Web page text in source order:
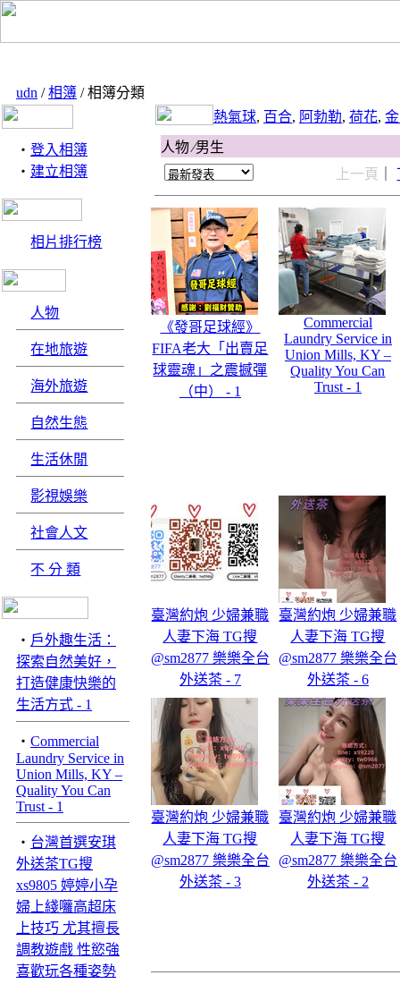
udn /相簿 / 相簿分類
‧ 登入相簿
‧ 建立相簿
相片排行榜
人物
在地旅遊
海外旅遊
自然生態
生活休閒
影視娛樂
社會人文
不 分 類
‧ 戶外趣生活：
探索自然美好，
打造健康快樂的
生活方式 - 1
‧ Commercial
Laundry Service in
Union Mills, KY –
Quality You Can
Trust - 1
‧ 台灣首選安琪
外送茶TG搜
xs9805 婷婷小孕
婦上綫囖高超床
上技巧 尤其擅長
調教遊戲 性慾強
喜歡玩各種姿勢
熱氣球, 百合, 阿勃勒, 荷花,
人物 ∕男生
上一頁
｜
《發哥足球經》
FIFA老大「出賣足
球靈魂」之震撼彈
（中） - 1
Commercial
Laundry Service in
Union Mills, KY –
Quality You Can
Trust - 1
臺灣約炮 少婦兼職
人妻下海 TG搜
@sm2877 樂樂全台
外送茶 - 7
臺灣約炮 少婦兼職
人妻下海 TG搜
@sm2877 樂樂全台
外送茶 - 6
臺灣約炮 少婦兼職
人妻下海 TG搜
@sm2877 樂樂全台
外送茶 - 3
臺灣約炮 少婦兼職
人妻下海 TG搜
@sm2877 樂樂全台
外送茶 - 2